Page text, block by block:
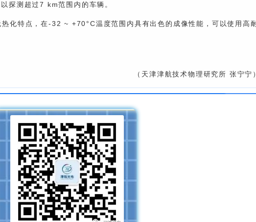
探测超过7 km范围内的车辆。
特点，在-32 ~ +70°C温度范围内具有出色的成像性能，可以使用高
（天津津航技术物理研究所 张宁宁